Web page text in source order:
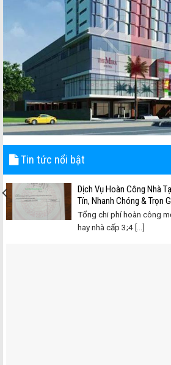
Tin tức nổi bật
Dịch Vụ Hoàn Công Nhà
Tín, Nhanh Chóng & Trọn
Tổng chi phí hoàn công
hay nhà cấp 3;4 [...]